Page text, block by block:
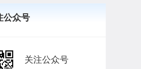
公众号
关注公众号